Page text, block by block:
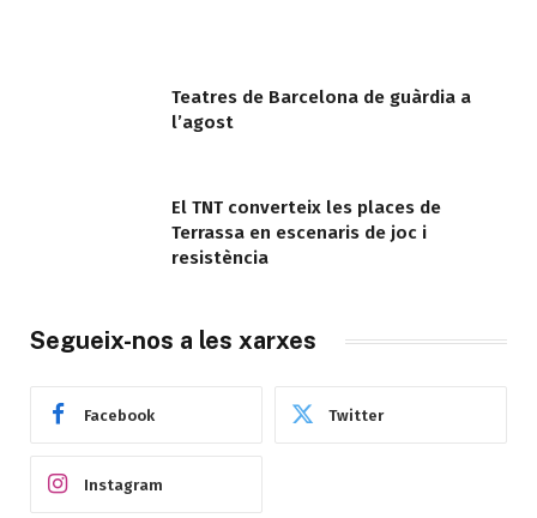
Teatres de Barcelona de guàrdia a
l’agost
El TNT converteix les places de
Terrassa en escenaris de joc i
resistència
Segueix-nos a les xarxes
Facebook Twitter
Instagram